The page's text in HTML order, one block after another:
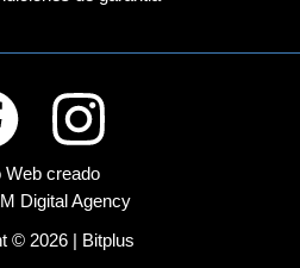
Web creado
Digital Agency
© 2026 | Bitplus